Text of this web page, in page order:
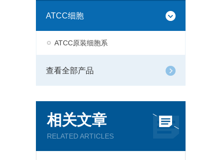
ATCC细胞
ATCC原装细胞系
查看全部产品
相关文章
RELATED ARTICLES